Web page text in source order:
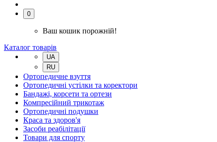
0
Ваш кошик порожній!
Каталог товарів
UA
RU
Ортопедичне взуття
Ортопедичні устілки та коректори
Бандажі, корсети та ортези
Компресійний трикотаж
Ортопедичні подушки
Краса та здоров'я
Засоби реабілітації
Товари для спорту